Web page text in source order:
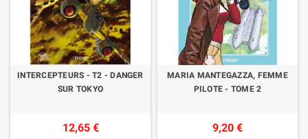
INTERCEPTEURS - T2 - DANGER
SUR TOKYO
12,65 €
MARIA MANTEGAZZA, FEMME
PILOTE - TOME 2
9,20 €